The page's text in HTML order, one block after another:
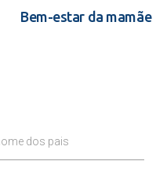
Bem-estar da mamãe
dos pais